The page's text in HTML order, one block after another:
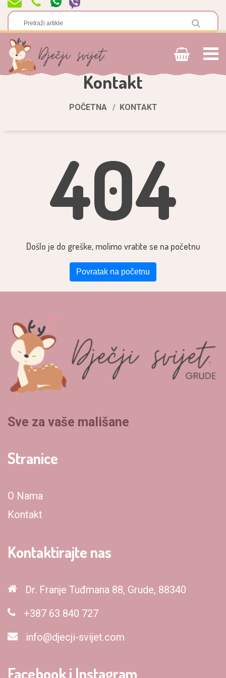
Kontakt
POČETNA KONTAKT
404
Došlo je do greške, molimo vratite se na početnu
Povratak na početnu
Sve za vaše mališane
Stranice
O Nama
Kontakt
Kontaktirajte nas
Dr. Franje Tuđmana 88, Grude, 88340
+387 63 840 727
info@djecji-svijet.com
Facebook i Instagram